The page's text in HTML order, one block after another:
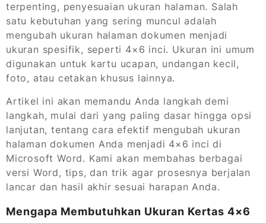
terpenting, penyesuaian ukuran halaman. Salah
satu kebutuhan yang sering muncul adalah
mengubah ukuran halaman dokumen menjadi
ukuran spesifik, seperti 4×6 inci. Ukuran ini umum
digunakan untuk kartu ucapan, undangan kecil,
foto, atau cetakan khusus lainnya.
Artikel ini akan memandu Anda langkah demi
langkah, mulai dari yang paling dasar hingga opsi
lanjutan, tentang cara efektif mengubah ukuran
halaman dokumen Anda menjadi 4×6 inci di
Microsoft Word. Kami akan membahas berbagai
versi Word, tips, dan trik agar prosesnya berjalan
lancar dan hasil akhir sesuai harapan Anda.
Mengapa Membutuhkan Ukuran Kertas 4×6